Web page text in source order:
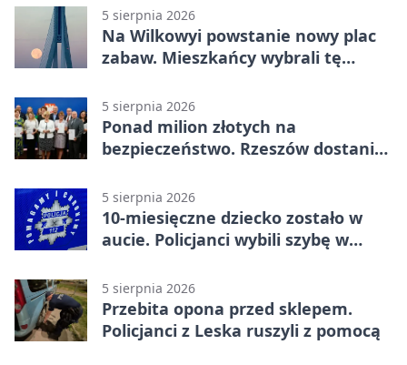
5 sierpnia 2026
Na Wilkowyi powstanie nowy plac
zabaw. Mieszkańcy wybrali tę
5 sierpnia 2026
Ponad milion złotych na
bezpieczeństwo. Rzeszów dostanie
5 sierpnia 2026
10-miesięczne dziecko zostało w
aucie. Policjanci wybili szybę w
5 sierpnia 2026
Przebita opona przed sklepem.
Policjanci z Leska ruszyli z pomocą